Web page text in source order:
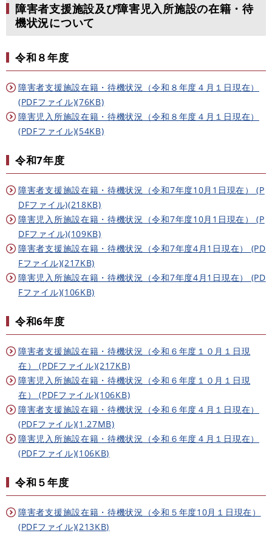
障害者支援施設及び障害児入所施設の在籍・待
機状況について
令和８年度
障害者支援施設在籍・待機状況（令和８年度４月１日現在）
(PDFファイル)(76KB)
障害児入所施設在籍・待機状況（令和８年度４月１日現在）
(PDFファイル)(54KB)
令和7年度
障害者支援施設在籍・待機状況（令和7年度10月1日現在） (P
DFファイル)(218KB)
障害児入所施設在籍・待機状況（令和7年度10月1日現在） (P
DFファイル)(109KB)
障害者支援施設在籍・待機状況（令和7年度4月1日現在） (PD
Fファイル)(217KB)
障害児入所施設在籍・待機状況（令和7年度4月1日現在） (PD
Fファイル)(106KB)
令和6年度
障害者支援施設在籍・待機状況（令和６年度１０月１日現
在） (PDFファイル)(217KB)
障害児入所施設在籍・待機状況（令和６年度１０月１日現
在） (PDFファイル)(106KB)
障害者支援施設在籍・待機状況（令和６年度４月１日現在）
(PDFファイル)(1.27MB)
障害児入所施設在籍・待機状況（令和６年度４月１日現在）
(PDFファイル)(106KB)
令和５年度
障害者支援施設在籍・待機状況（令和５年度10月１日現在）
(PDFファイル)(213KB)